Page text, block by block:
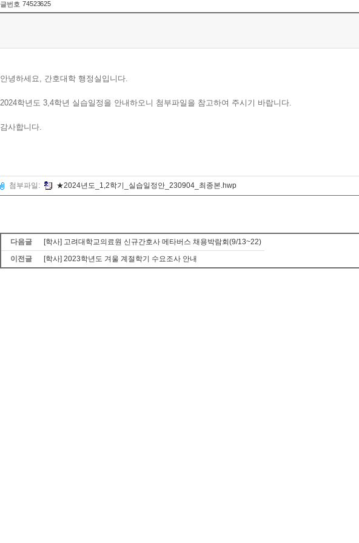
글번호 74523625
안녕하세요, 간호대학 행정실입니다.
2024학년도 3,4학년 실습일정을 안내하오니 첨부파일을 참고하여 주시기 바랍니다.
감사합니다.
첨부파일: ★2024년도_1,2학기_실습일정안_230904_최종본.hwp
다음글
[학사] 고려대학교의료원 신규간호사 메타버스 채용박람회(9/13~22)
이전글
[학사] 2023학년도 겨울 계절학기 수요조사 안내